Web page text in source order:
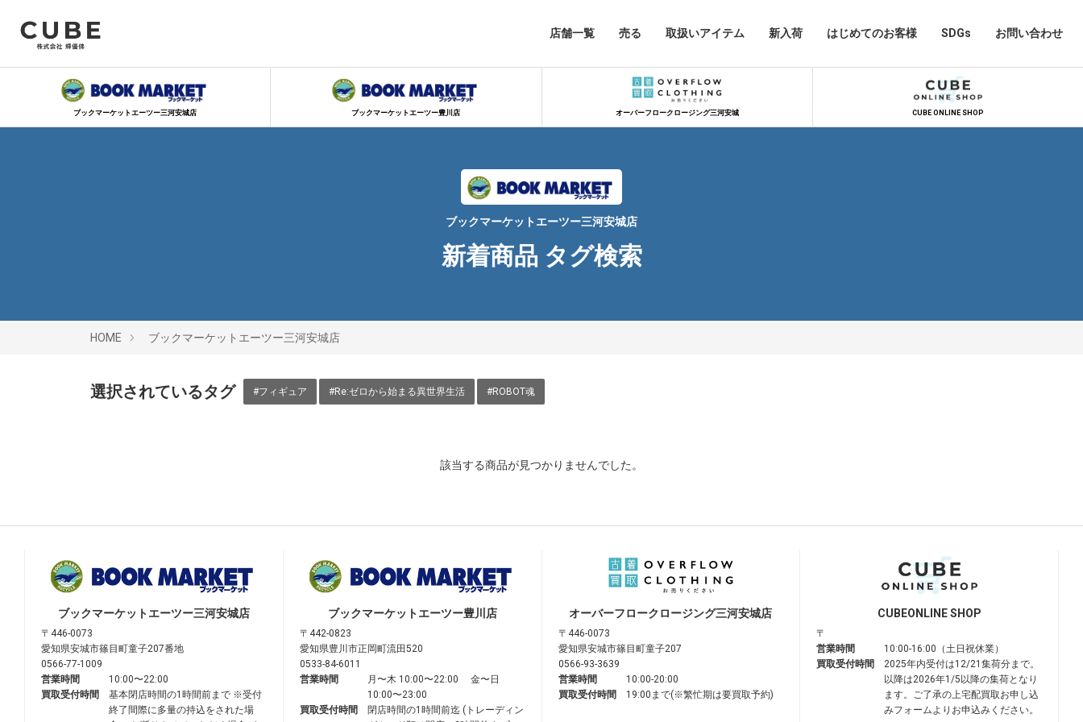
店舗一覧 売る 取扱いアイテム 新入荷 はじめてのお客様 SDGs お問い合わせ
ブックマーケットエーツー三河安城店 ブックマーケットエーツー豊川店 オーバーフロークロージング三河安城 CUBE ONLINE SHOP
ブックマーケットエーツー三河安城店
新着商品 タグ検索
HOME ブックマーケットエーツー三河安城店
選択されているタグ #フィギュア #Re:ゼロから始まる異世界生活 #ROBOT魂
該当する商品が見つかりませんでした。
ブックマーケットエーツー三河安城店
〒446-0073
愛知県安城市篠目町童子207番地
0566-77-1009
営業時間
10:00〜22:00
買取受付時間
基本閉店時間の1時間前まで ※受付
終了間際に多量の持込をされた場
ブックマーケットエーツー豊川店
〒442-0823
愛知県豊川市正岡町流田520
0533-84-6011
営業時間
月〜木 10:00〜22:00 金〜日
10:00〜23:00
買取受付時間
閉店時間の1時間前迄 (トレーディン
オーバーフロークロージング三河安城店
〒446-0073
愛知県安城市篠目町童子207
0566-93-3639
営業時間
10:00-20:00
買取受付時間
19:00まで(※繁忙期は要買取予約)
CUBEONLINE SHOP
〒
営業時間
10:00-16:00（土日祝休業）
買取受付時間
2025年内受付は12/21集荷分まで。
以降は2026年1/5以降の集荷となり
ます。ご了承の上宅配買取お申し込
みフォームよりお申込みください。